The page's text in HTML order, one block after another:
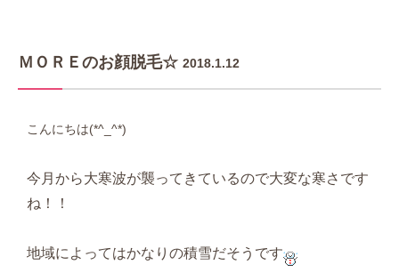
ＭＯＲＥのお顔脱毛☆ 2018.1.12
こんにちは(*^_^*)
今月から大寒波が襲ってきているので大変な寒さです
ね！！
地域によってはかなりの積雪だそうです